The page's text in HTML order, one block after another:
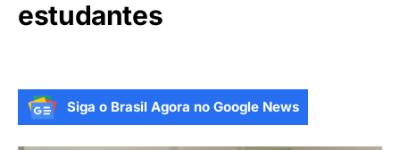
estudantes
Siga o Brasil Agora no Google News